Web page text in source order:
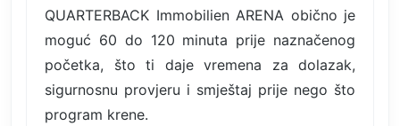
QUARTERBACK Immobilien ARENA obično je
moguć 60 do 120 minuta prije naznačenog
početka, što ti daje vremena za dolazak,
sigurnosnu provjeru i smještaj prije nego što
program krene.